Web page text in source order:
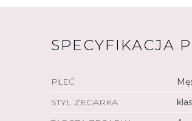
SPECYFIKACJA
PŁEĆ
STYL ZEGARKA